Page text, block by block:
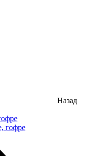
Назад
гофре